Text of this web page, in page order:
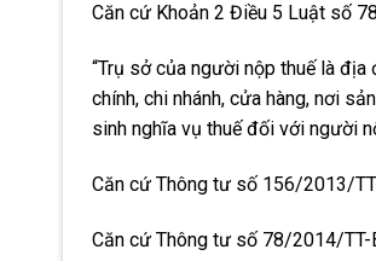
Căn cứ Khoản 2 Điều 5 Luật số
“Trụ sở của người nộp thuế là địa
chính, chi nhánh, cửa hàng, nơi
sinh nghĩa vụ thuế đối với người
Căn cứ Thông tư số 156/2013/
Căn cứ Thông tư số 78/2014/TT-